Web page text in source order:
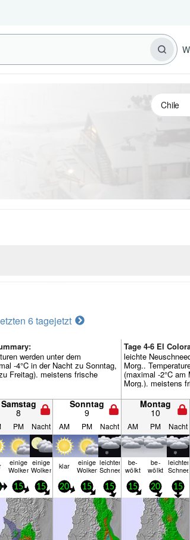
6 tagejetzt
werden unter dem
-4°C in der Nacht zu Sonntag,
Freitag). meistens frische
Tage 4-6 El
leichte
Morg..
(maximal -2°C
Morg.). meistens
Samstag
8
Sonntag
9
Montag
10
PM Nacht AM PM Nacht AM PM Nacht
einige
Wolken
einige
Wolken klar einige
Wolken
leichter
Schnee
be­
wölkt
be­
wölkt
leichter
Schnee
15 15 20 15 15 15 20 15